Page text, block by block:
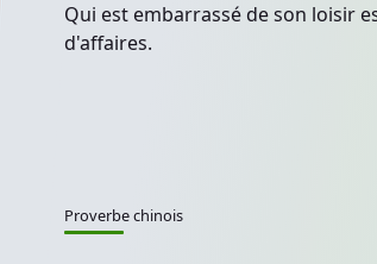
Qui est embarrassé de son loisir
d'affaires.
Proverbe chinois